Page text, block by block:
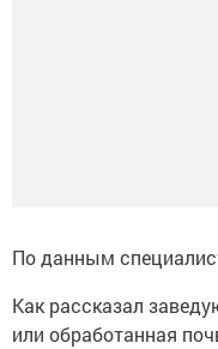
По данным
Как рассказал
или обработанная